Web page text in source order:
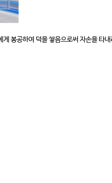
봉공하여 덕을 쌓음으로써 자손을 타